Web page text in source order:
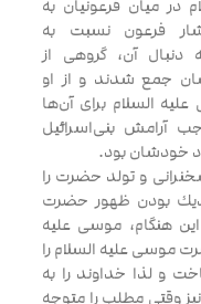
ميان فرعونيان به
فرعون نسبت به
دنبال آن، گروهى از
جمع شدند و از او
السلام براى آن‌ها
آرامش بنى‌اسرائيل
خودشان بود.
و تولد حضرت را
بودن ظهور حضرت
هنگام، موسى عليه
موسى عليه السلام را
و لذا خداوند را به
وقتى مطلب را متوجه